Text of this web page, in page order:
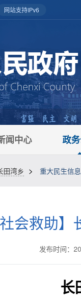
网站支持IPv6
闻中心 政
田湾乡 > 重大民生信息
社会救助
发布时间：
长